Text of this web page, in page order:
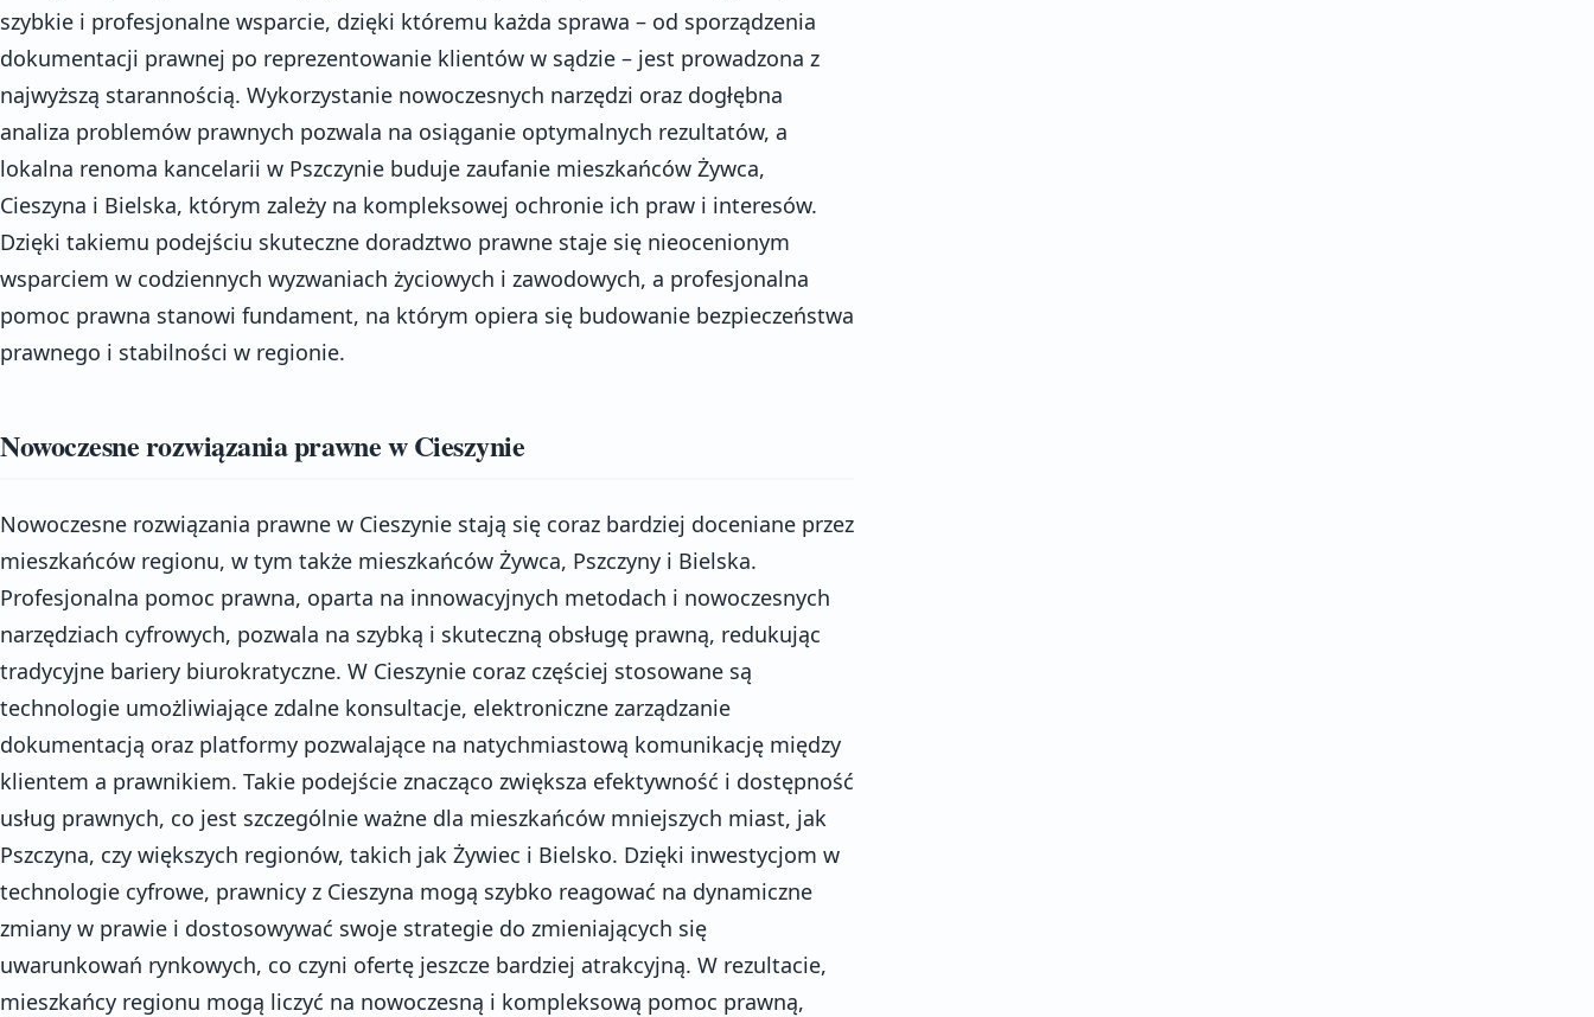
szybkie i profesjonalne wsparcie, dzięki któremu każda sprawa – od sporządzenia
dokumentacji prawnej po reprezentowanie klientów w sądzie – jest prowadzona z
najwyższą starannością. Wykorzystanie nowoczesnych narzędzi oraz dogłębna
analiza problemów prawnych pozwala na osiąganie optymalnych rezultatów, a
lokalna renoma kancelarii w Pszczynie buduje zaufanie mieszkańców Żywca,
Cieszyna i Bielska, którym zależy na kompleksowej ochronie ich praw i interesów.
Dzięki takiemu podejściu skuteczne doradztwo prawne staje się nieocenionym
wsparciem w codziennych wyzwaniach życiowych i zawodowych, a profesjonalna
pomoc prawna stanowi fundament, na którym opiera się budowanie bezpieczeństwa
prawnego i stabilności w regionie.
Nowoczesne rozwiązania prawne w Cieszynie
Nowoczesne rozwiązania prawne w Cieszynie stają się coraz bardziej doceniane przez
mieszkańców regionu, w tym także mieszkańców Żywca, Pszczyny i Bielska.
Profesjonalna pomoc prawna, oparta na innowacyjnych metodach i nowoczesnych
narzędziach cyfrowych, pozwala na szybką i skuteczną obsługę prawną, redukując
tradycyjne bariery biurokratyczne. W Cieszynie coraz częściej stosowane są
technologie umożliwiające zdalne konsultacje, elektroniczne zarządzanie
dokumentacją oraz platformy pozwalające na natychmiastową komunikację między
klientem a prawnikiem. Takie podejście znacząco zwiększa efektywność i dostępność
usług prawnych, co jest szczególnie ważne dla mieszkańców mniejszych miast, jak
Pszczyna, czy większych regionów, takich jak Żywiec i Bielsko. Dzięki inwestycjom w
technologie cyfrowe, prawnicy z Cieszyna mogą szybko reagować na dynamiczne
zmiany w prawie i dostosowywać swoje strategie do zmieniających się
uwarunkowań rynkowych, co czyni ofertę jeszcze bardziej atrakcyjną. W rezultacie,
mieszkańcy regionu mogą liczyć na nowoczesną i kompleksową pomoc prawną,